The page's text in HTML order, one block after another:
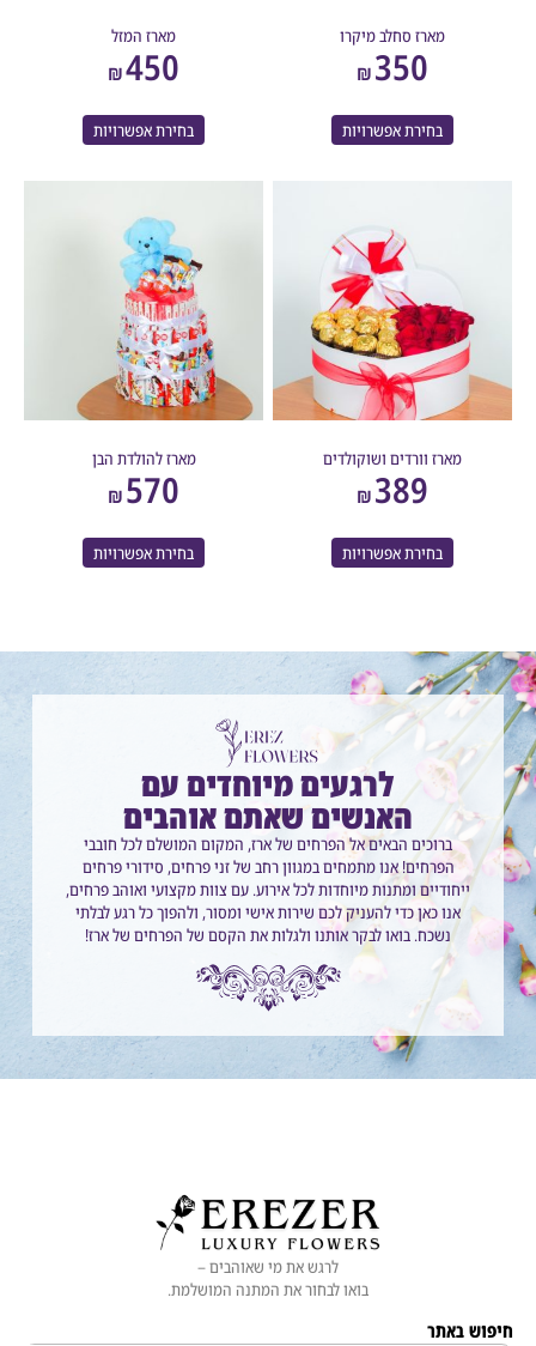
מארז סחלב מיקרו
₪
בחירת אפשרויות
מארז המזל
₪
בחירת אפשרויות
מארז וורדים ושוקולדים
₪
בחירת אפשרויות
מארז להולדת הבן
₪
בחירת אפשרויות
לרגעים מיוחדים עם
האנשים שאתם אוהבים
ברוכים הבאים אל הפרחים של ארז, המקום המושלם לכל חובבי
הפרחים! אנו מתמחים במגוון רחב של זני פרחים, סידורי פרחים
ייחודיים ומתנות מיוחדות לכל אירוע. עם צוות מקצועי ואוהב פרחים,
אנו כאן כדי להעניק לכם שירות אישי ומסור, ולהפוך כל רגע לבלתי
נשכח. בואו לבקר אותנו ולגלות את הקסם של הפרחים של ארז!
לרגש את מי שאוהבים –
בואו לבחור את המתנה המושלמת.
באתר